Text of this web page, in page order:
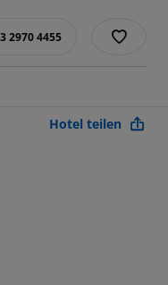
2970 4455
Hotel teilen